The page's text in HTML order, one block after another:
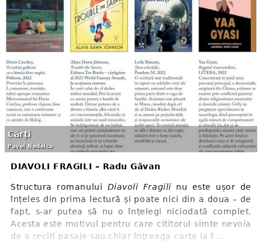
Cărți
Pavel Nedelcu
DIAVOLI FRAGILI – Radu Găvan
Structura romanului Diavoli Fragili nu este ușor de
înțeles din prima lectură și poate nici din a doua – de
fapt, s-ar putea să nu o înțelegi niciodată complet.
Acesta este motivul pentru care cititorul simte nevoia
de a reciti pasaje sau chiar întreaga carte la f ...